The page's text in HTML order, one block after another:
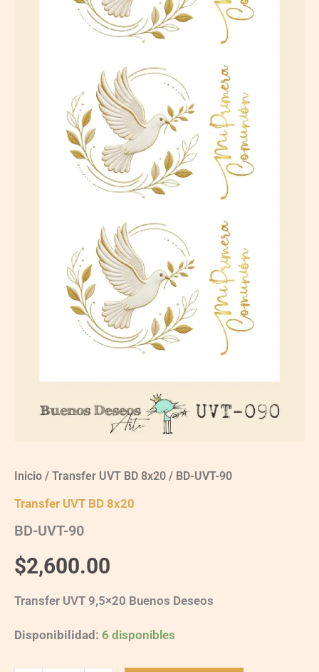
Inicio / Transfer UVT BD 8x20 / BD-UVT-90
Transfer UVT BD 8x20
BD-UVT-90
$2,600.00
Transfer UVT 9,5×20 Buenos Deseos
Disponibilidad: 6 disponibles